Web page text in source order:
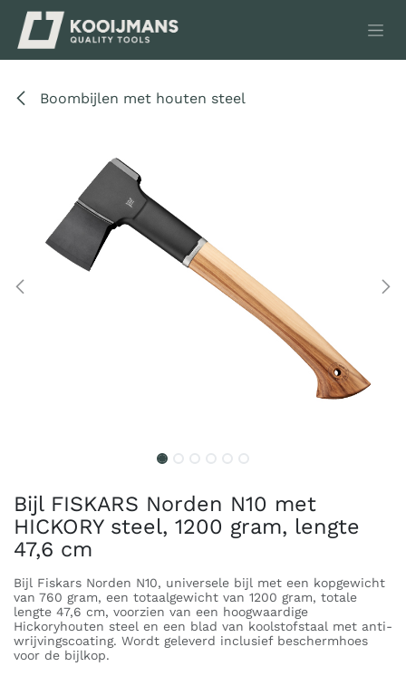
Overslaan naar inhoud
Boombijlen met houten steel
Bijl FISKARS Norden N10 met
HICKORY steel, 1200 gram, lengte
47,6 cm
Bijl Fiskars Norden N10, universele bijl met een kopgewicht
van 760 gram, een totaalgewicht van 1200 gram, totale
lengte 47,6 cm, voorzien van een hoogwaardige
Hickoryhouten steel en een blad van koolstofstaal met anti-
wrijvingscoating. Wordt geleverd inclusief beschermhoes
voor de bijlkop.